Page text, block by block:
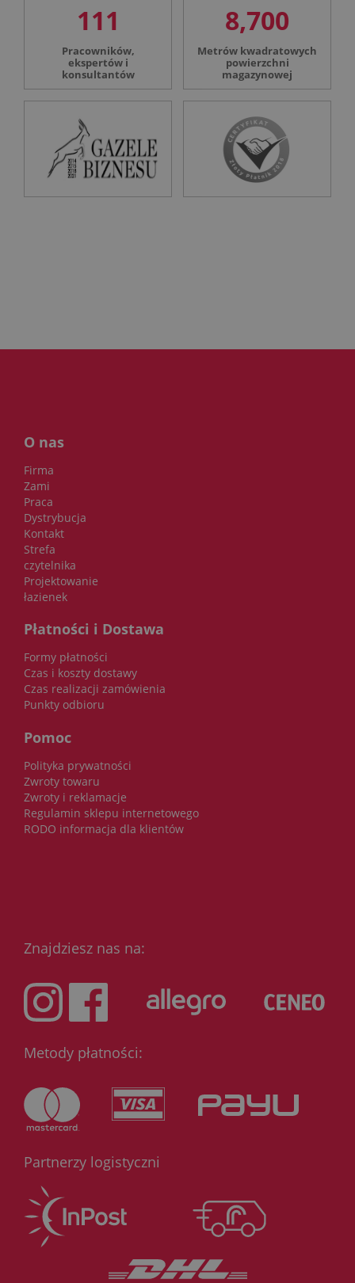
111
Pracowników,
ekspertów i
konsultantów
8,700
Metrów kwadratowych
powierzchni
magazynowej
O nas
Firma
Zami
Praca
Dystrybucja
Kontakt
Strefa
czytelnika
Projektowanie
łazienek
Płatności i Dostawa
Formy płatności
Czas i koszty dostawy
Czas realizacji zamówienia
Punkty odbioru
Pomoc
Polityka prywatności
Zwroty towaru
Zwroty i reklamacje
Regulamin sklepu internetowego
RODO informacja dla klientów
Znajdziesz nas na:
Metody płatności:
Partnerzy logistyczni